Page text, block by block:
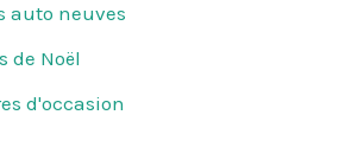
auto neuves
de Noël
d'occasion